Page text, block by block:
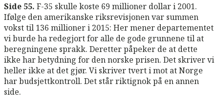
Side 55. F-35 skulle koste 69 millioner dollar i 2001.
Ifølge den amerikanske riksrevisjonen var summen
vokst til 136 millioner i 2015: Her mener departementet
vi burde ha redegjort for alle de gode grunnene til at
beregningene sprakk. Deretter påpeker de at dette
ikke har betydning for den norske prisen. Det skriver vi
heller ikke at det gjør. Vi skriver tvert i mot at Norge
har budsjettkontroll. Det står riktignok på en annen
side.